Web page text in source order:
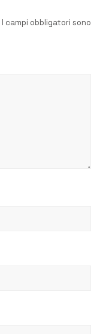
I campi obbligatori sono